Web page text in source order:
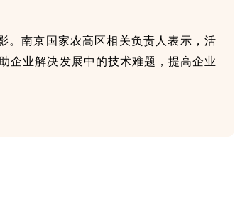
。南京国家农高区相关负责人表示，活
企业解决发展中的技术难题，提高企业